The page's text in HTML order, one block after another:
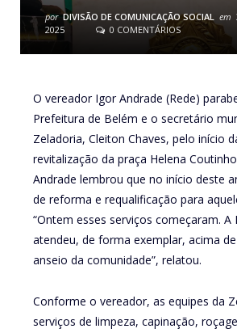
por DIVISÃO DE COMUNICAÇÃO SOCIAL em
2025
0 COMENTÁRIOS
O vereador Igor Andrade (Rede)
Prefeitura de Belém e o secretário
Zeladoria, Cleiton Chaves, pelo início
revitalização da praça Helena
Andrade lembrou que no início deste
de reforma e requalificação para
“Ontem esses serviços começaram. A
atendeu, de forma exemplar, acima
anseio da comunidade”, relatou.
Conforme o vereador, as equipes da
serviços de limpeza, capinação,